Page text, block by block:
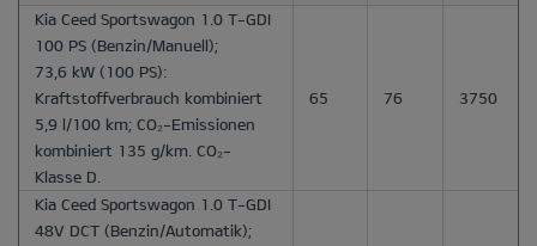
Kia Ceed Sportswagon 1.0 T-GDI
100 PS (Benzin/Manuell);
73,6 kW (100 PS):
Kraftstoffverbrauch kombiniert
5,9 l/100 km; CO₂-Emissionen
kombiniert 135 g/km. CO₂-
Klasse D.
65 76 3750
Kia Ceed Sportswagon 1.0 T-GDI
48V DCT (Benzin/Automatik);